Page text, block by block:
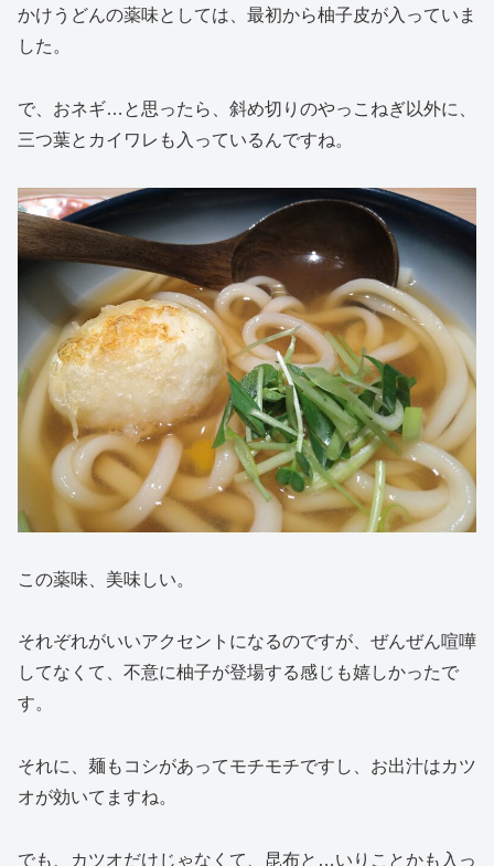
かけうどんの薬味としては、最初から柚子皮が入っていま
した。
で、おネギ…と思ったら、斜め切りのやっこねぎ以外に、
三つ葉とカイワレも入っているんですね。
この薬味、美味しい。
それぞれがいいアクセントになるのですが、ぜんぜん喧嘩
してなくて、不意に柚子が登場する感じも嬉しかったで
す。
それに、麺もコシがあってモチモチですし、お出汁はカツ
オが効いてますね。
でも、カツオだけじゃなくて、昆布と…いりことかも入っ